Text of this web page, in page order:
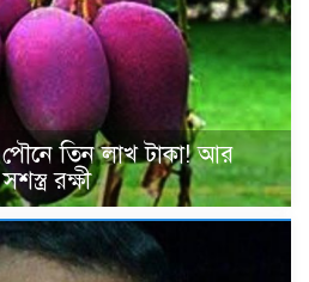
তিন লাখ টাকা! আর
রক্ষী